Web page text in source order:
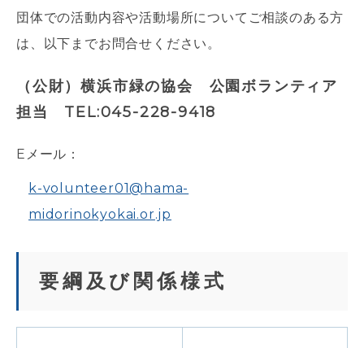
団体での活動内容や活動場所についてご相談のある方
は、以下までお問合せください。
（公財）横浜市緑の協会 公園ボランティア
担当 TEL:045-228-9418
Eメール：
k-volunteer01@hama-
midorinokyokai.or.jp
要綱及び関係様式